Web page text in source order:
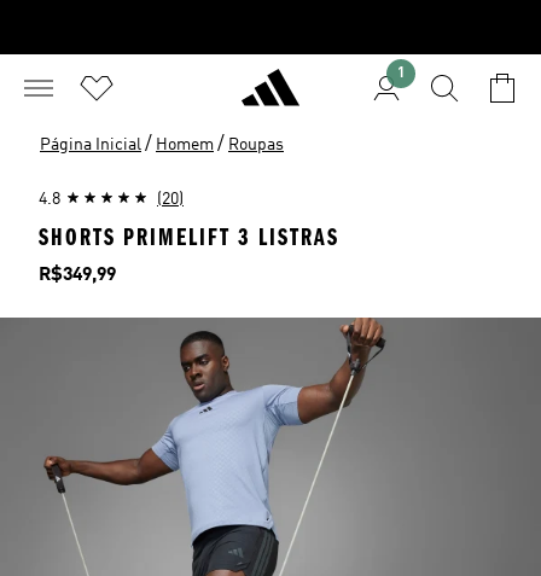
1
Página Inicial / Homem / Roupas
4.8 (20)
SHORTS PRIMELIFT 3 LISTRAS
Preço
R$349,99